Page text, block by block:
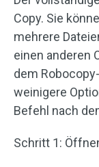
Copy. Sie
mehrere
einen anderen
dem
weinigere
Befehl nach
Schritt 1: